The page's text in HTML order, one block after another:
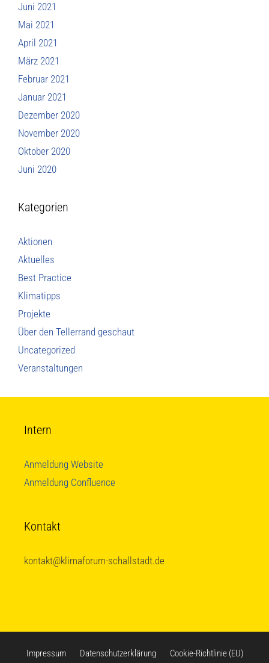
Juni 2021
Mai 2021
April 2021
März 2021
Februar 2021
Januar 2021
Dezember 2020
November 2020
Oktober 2020
Juni 2020
Kategorien
Aktionen
Aktuelles
Best Practice
Klimatipps
Projekte
Über den Tellerrand geschaut
Uncategorized
Veranstaltungen
Intern
Anmeldung Website
Anmeldung Confluence
Kontakt
kontakt@klimaforum-schallstadt.de
Impressum Datenschutzerklärung Cookie-Richtlinie (EU)